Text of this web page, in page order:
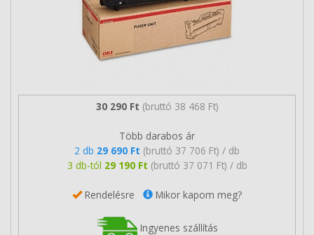
30 290 Ft (bruttó 38 468 Ft)
Több darabos ár
2 db 29 690 Ft (bruttó 37 706 Ft) / db
3 db-tól 29 190 Ft (bruttó 37 071 Ft) / db
Rendelésre Mikor kapom meg?
Ingyenes szállítás